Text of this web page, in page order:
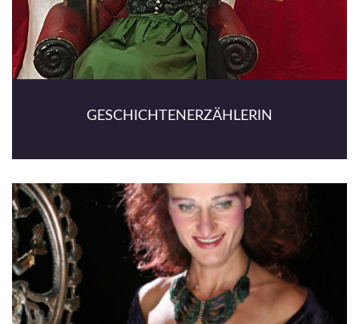
GESCHICHTENERZÄHLERIN